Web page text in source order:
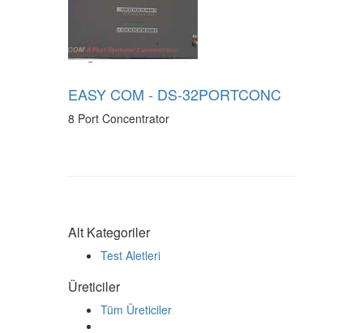
EASY COM - DS-32PORTCONC
8 Port Concentrator
Alt Kategoriler
Test Aletleri
Üreticiler
Tüm Üreticiler